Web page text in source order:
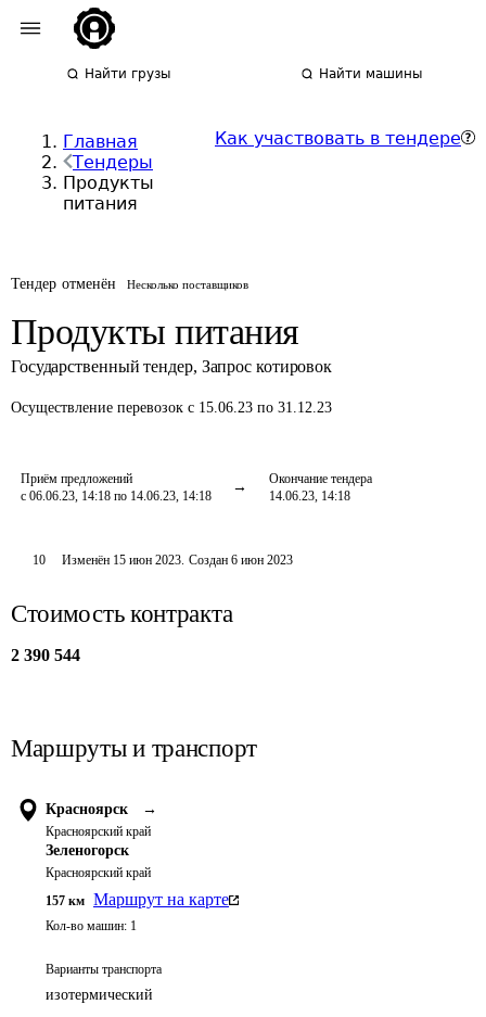
Найти грузы Найти машины
Главная
Тендеры
Продукты
питания
Как участвовать в тендере
Тендер отменён Несколько поставщиков
Продукты питания
Государственный тендер, Запрос котировок
Осуществление перевозок с 15.06.23 по 31.12.23
Приём предложений
с 06.06.23, 14:18 по 14.06.23, 14:18
Окончание тендера
14.06.23, 14:18
10 Изменён 15 июн 2023. Создан 6 июн 2023
Стоимость контракта
2 390 544
Маршруты и транспорт
Красноярск →
Красноярский край
Зеленогорск
Красноярский край
157 км Маршрут на карте
Кол-во машин: 1
Варианты транспорта
изотермический